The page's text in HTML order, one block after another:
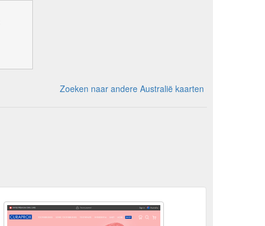
Zoeken naar andere Australië kaarten